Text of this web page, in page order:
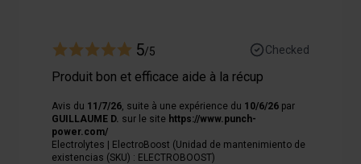
5/5 Checked
Produit bon et efficace aide à la récup
Avis du 11/7/26 , suite à une expérience du 10/6/26 par
GUILLAUME D. sur le site https://www.punch-
power.com/
Electrolytes | ElectroBoost (Unidad de mantenimiento de
existencias (SKU) : ELECTROBOOST)